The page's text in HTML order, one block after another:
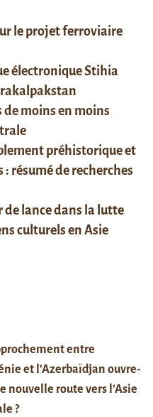
le projet ferroviaire
électronique Stihia
de moins en moins
préhistorique et
: résumé de recherches
de lance dans la lutte
culturels en Asie
entre
et l’Azerbaïdjan ouvre-
nouvelle route vers l’Asie
?